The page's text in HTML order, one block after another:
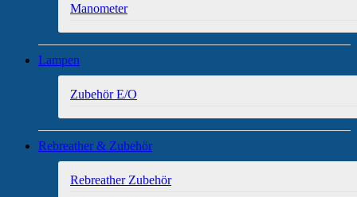
Manometer
Lampen
Zubehör E/O
Rebreather & Zubehör
Rebreather Zubehör